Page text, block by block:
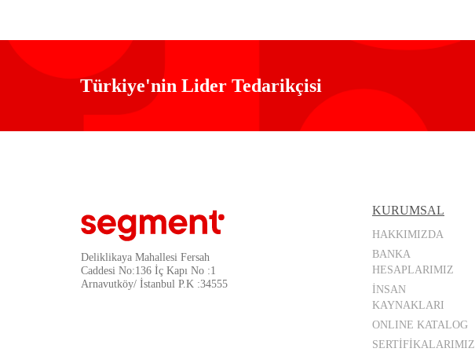
Türkiye'nin Lider Tedarikçisi
Deliklikaya Mahallesi Fersah
Caddesi No:136 İç Kapı No :1
Arnavutköy/ İstanbul P.K :34555
KURUMSAL
HAKKIMIZDA
BANKA
HESAPLARIMIZ
İNSAN
KAYNAKLARI
ONLINE KATALOG
SERTİFİKALARIMIZ